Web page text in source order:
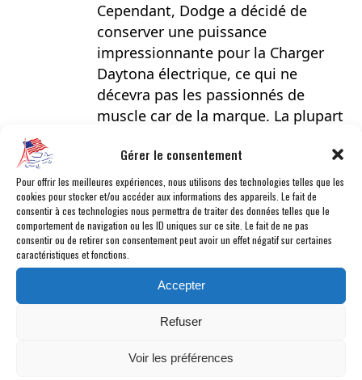
Gérer le consentement
Pour offrir les meilleures expériences, nous utilisons des technologies telles que les
cookies pour stocker et/ou accéder aux informations des appareils. Le fait de
consentir à ces technologies nous permettra de traiter des données telles que le
comportement de navigation ou les ID uniques sur ce site. Le fait de ne pas
consentir ou de retirer son consentement peut avoir un effet négatif sur certaines
caractéristiques et fonctions.
Accepter
Refuser
Voir les préférences
Cependant, Dodge a décidé de
conserver une puissance
impressionnante pour la Charger
Daytona électrique, ce qui ne
décevra pas les passionnés de
muscle car de la marque. La plupart
véhicules électriques mettent en
avant l’autonomie et l’efficacité de
leurs véhicules. Ce n’est pas le cas de
Dodge qui a conçu […]
Elégance et puissance : découvrez le
Cadillac Escalade V !